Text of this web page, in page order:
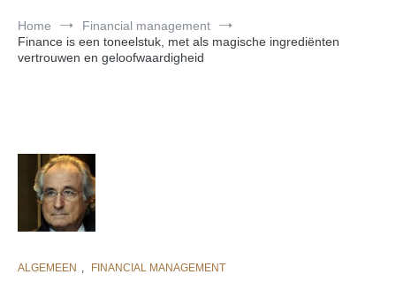
Home
Financial management
Finance is een toneelstuk, met als magische ingrediënten
vertrouwen en geloofwaardigheid
ALGEMEEN , FINANCIAL MANAGEMENT